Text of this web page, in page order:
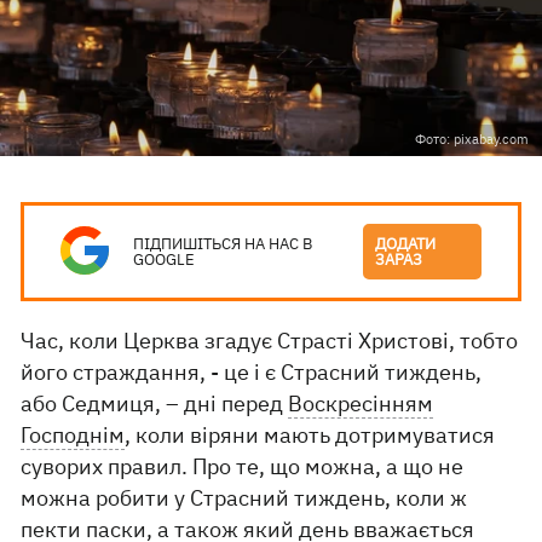
Фото: pixabay.com
ПІДПИШІТЬСЯ НА НАС В
GOOGLE
ДОДАТИ
ЗАРАЗ
Час, коли Церква згадує Страсті Христові, тобто
його страждання, - це і є Страсний тиждень,
або Седмиця, – дні перед Воскресінням
Господнім, коли віряни мають дотримуватися
суворих правил. Про те, що можна, а що не
можна робити у Страсний тиждень, коли ж
пекти паски, а також який день вважається